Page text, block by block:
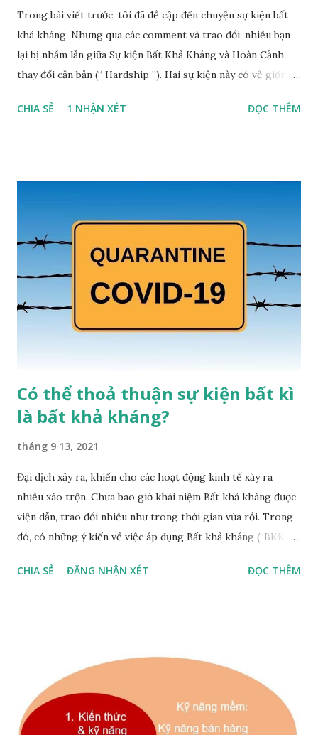
Trong bài viết trước, tôi đã đề cập đến chuyện sự kiện bất
khả kháng. Nhưng qua các comment và trao đổi, nhiều bạn
lại bị nhầm lẫn giữa Sự kiện Bất Khả Kháng và Hoàn Cảnh
thay đổi căn bản (“ Hardship ”). Hai sự kiện này có vẻ giống
lý và cách ứng dụng vào Hợp đồng. bài viết này giải thích
CHIA SẺ 1 NHẬN XÉT ĐỌC THÊM
Có thể thoả thuận sự kiện bất kì
là bất khả kháng?
tháng 9 13, 2021
Đại dịch xảy ra, khiến cho các hoạt động kinh tế xảy ra
nhiều xáo trộn. Chưa bao giờ khái niệm Bất khả kháng được
viện dẫn, trao đổi nhiều như trong thời gian vừa rồi. Trong
đó, có những ý kiến về việc áp dụng Bất khả kháng (“BKK”)
trong bài viết này:
CHIA SẺ ĐĂNG NHẬN XÉT ĐỌC THÊM